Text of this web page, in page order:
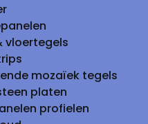
vloertegels
mozaïek tegels
platen
profielen